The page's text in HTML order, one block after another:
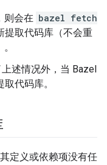
则会在 bazel fetch
提取代码库（不会重
述情况外，当 Bazel
代码库。
定义或依赖项没有任